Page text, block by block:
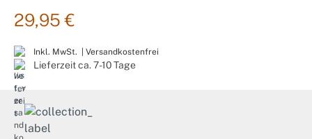
29,95 €
Inkl. MwSt. | Versandkostenfrei
Lieferzeit ca. 7-10 Tage